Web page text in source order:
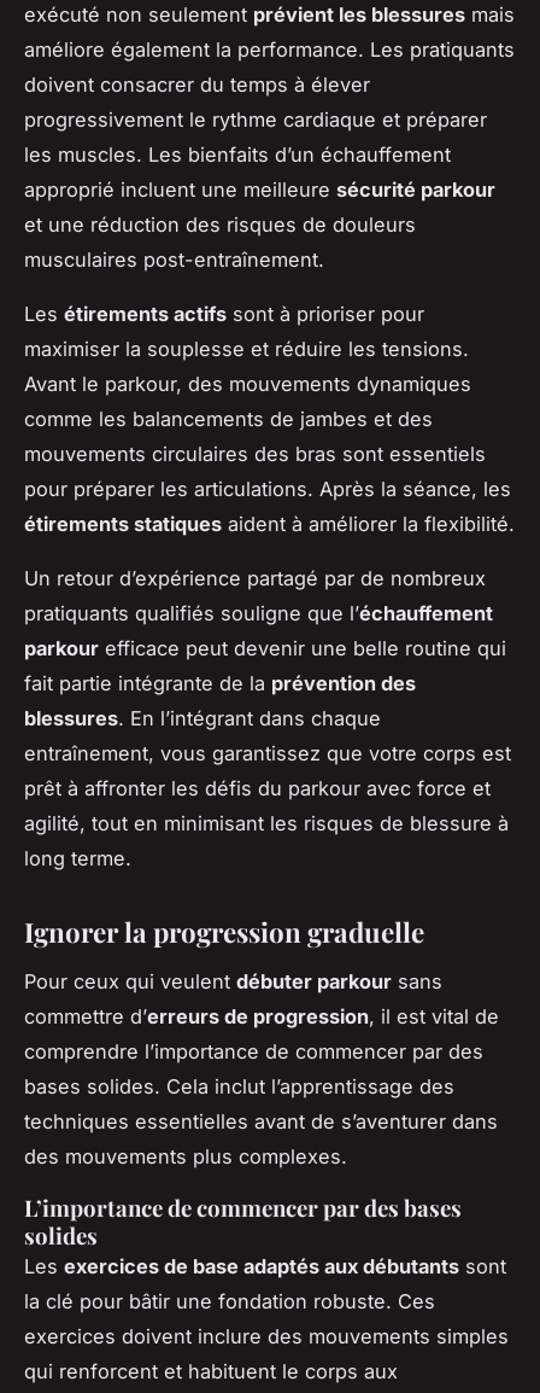
exécuté non seulement prévient les blessures mais
améliore également la performance. Les pratiquants
doivent consacrer du temps à élever
progressivement le rythme cardiaque et préparer
les muscles. Les bienfaits d’un échauffement
approprié incluent une meilleure sécurité parkour
et une réduction des risques de douleurs
musculaires post-entraînement.
Les étirements actifs sont à prioriser pour
maximiser la souplesse et réduire les tensions.
Avant le parkour, des mouvements dynamiques
comme les balancements de jambes et des
mouvements circulaires des bras sont essentiels
pour préparer les articulations. Après la séance, les
étirements statiques aident à améliorer la flexibilité.
Un retour d’expérience partagé par de nombreux
pratiquants qualifiés souligne que l’échauffement
parkour efficace peut devenir une belle routine qui
fait partie intégrante de la prévention des
blessures. En l’intégrant dans chaque
entraînement, vous garantissez que votre corps est
prêt à affronter les défis du parkour avec force et
agilité, tout en minimisant les risques de blessure à
long terme.
Ignorer la progression graduelle
Pour ceux qui veulent débuter parkour sans
commettre d’erreurs de progression, il est vital de
comprendre l’importance de commencer par des
bases solides. Cela inclut l’apprentissage des
techniques essentielles avant de s’aventurer dans
des mouvements plus complexes.
L’importance de commencer par des bases
solides
Les exercices de base adaptés aux débutants sont
la clé pour bâtir une fondation robuste. Ces
exercices doivent inclure des mouvements simples
qui renforcent et habituent le corps aux